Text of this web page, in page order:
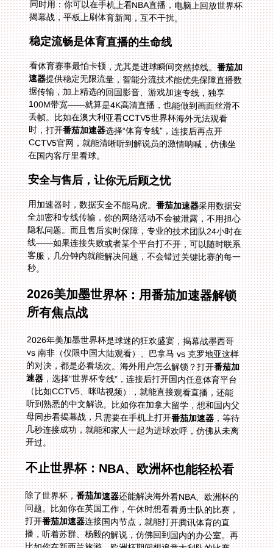
揭幕战，平板上刷体育新闻，互不干扰。
稳定流畅是体育直播的生命线
看体育赛事最怕卡顿，尤其是进球瞬间突然掉线。番茄加
速器提供稳定无限流量，智能分流技术能优先保障直播数
据传输，加上精选的回国影音、游戏加速专线，独享
100M带宽——就算是4K高清直播，也能做到画面丝滑不
丢帧。比如在澳大利亚看CCTV5世界杯海外无法观看
时，打开番茄加速器选择“体育专线”，连接后再点开
CCTV5官网，就能清晰听到解说员的激情呐喊，仿佛坐
在国内客厅里看球。
安全与售后，让你无后顾之忧
用加速器时，数据安全不能马虎。番茄加速器采用数据安
全加密和专线传输，你的网络活动不会被泄露，不用担心
隐私问题。而且售后实时保障，专业的技术团队24小时在
线——如果连接失败或者某个平台打不开，可以随时联系
客服，几分钟内就能解决问题，不会错过关键比赛的每一
秒。
2026美加墨世界杯：用番茄加速器解锁
所有焦点战
2026年美加墨世界杯是球迷的狂欢盛宴，揭幕战墨西哥
vs 南非（仅限中国大陆观看）、巴拿马 vs 克罗地亚这样
的对决，都是必看场次。海外用户怎么解锁？打开番茄加
速器，选择“世界杯专线”，连接后打开国内任意体育平台
（比如CCTV5、咪咕视频），就能直接观看直播，还能
听到熟悉的中文解说。比如你在加拿大留学，想和国内父
母同步看揭幕战，只需要在手机上打开番茄加速器，等待
几秒连接成功，就能和家人一起为进球欢呼，仿佛从未离
开过。
不止世界杯：NBA、欧洲杯也能轻松看
除了世界杯，番茄加速器还能解决海外看NBA、欧洲杯的
问题。比如你在英国工作，午休时想看看勇士队的比赛，
打开番茄加速器连接国内节点，就能打开腾讯体育的直
播，听着苏群、杨毅的解说，仿佛回到国内的办公室。再
比如你在新西兰旅游，欧洲杯期间想追意大利队的比赛，